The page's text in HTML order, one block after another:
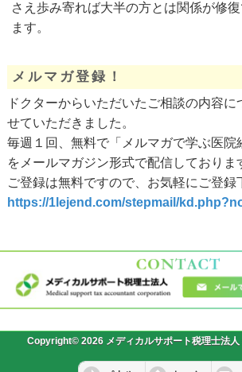
さえ歩み寄れば大半の方とは関係が修
ます。
メルマガ登録！
ドクターからいただいたご相談の内容に
せていただきました。
毎週１回、無料で「メルマガで学ぶ医院
をメールマガジン形式で配信しておりま
ご登録は無料ですので、お気軽にご登録
https://1lejend.com/stepmail/
Copyright© 2026 メディカルサポート税理士法